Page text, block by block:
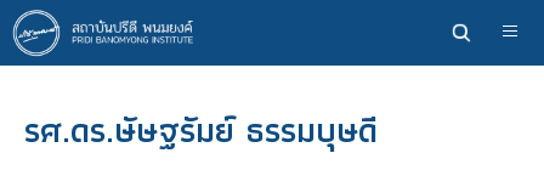
ข้าม
ไป
ยัง
หลักรศ.ดร.ษัษฐรัมย์ ธรรมบุษดี